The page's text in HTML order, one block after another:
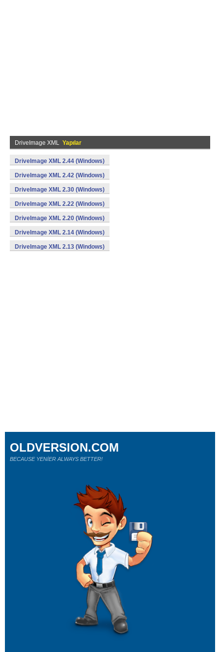
DriveImage XML Yapılar
DriveImage XML 2.44 (Windows)
DriveImage XML 2.42 (Windows)
DriveImage XML 2.30 (Windows)
DriveImage XML 2.22 (Windows)
DriveImage XML 2.20 (Windows)
DriveImage XML 2.14 (Windows)
DriveImage XML 2.13 (Windows)
OLDVERSION.COM
BECAUSE YENİER ALWAYS BETTER!